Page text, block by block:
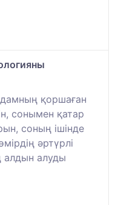
қоршаған
сонымен қатар
соның ішінде
әртүрлі
алдын алуды